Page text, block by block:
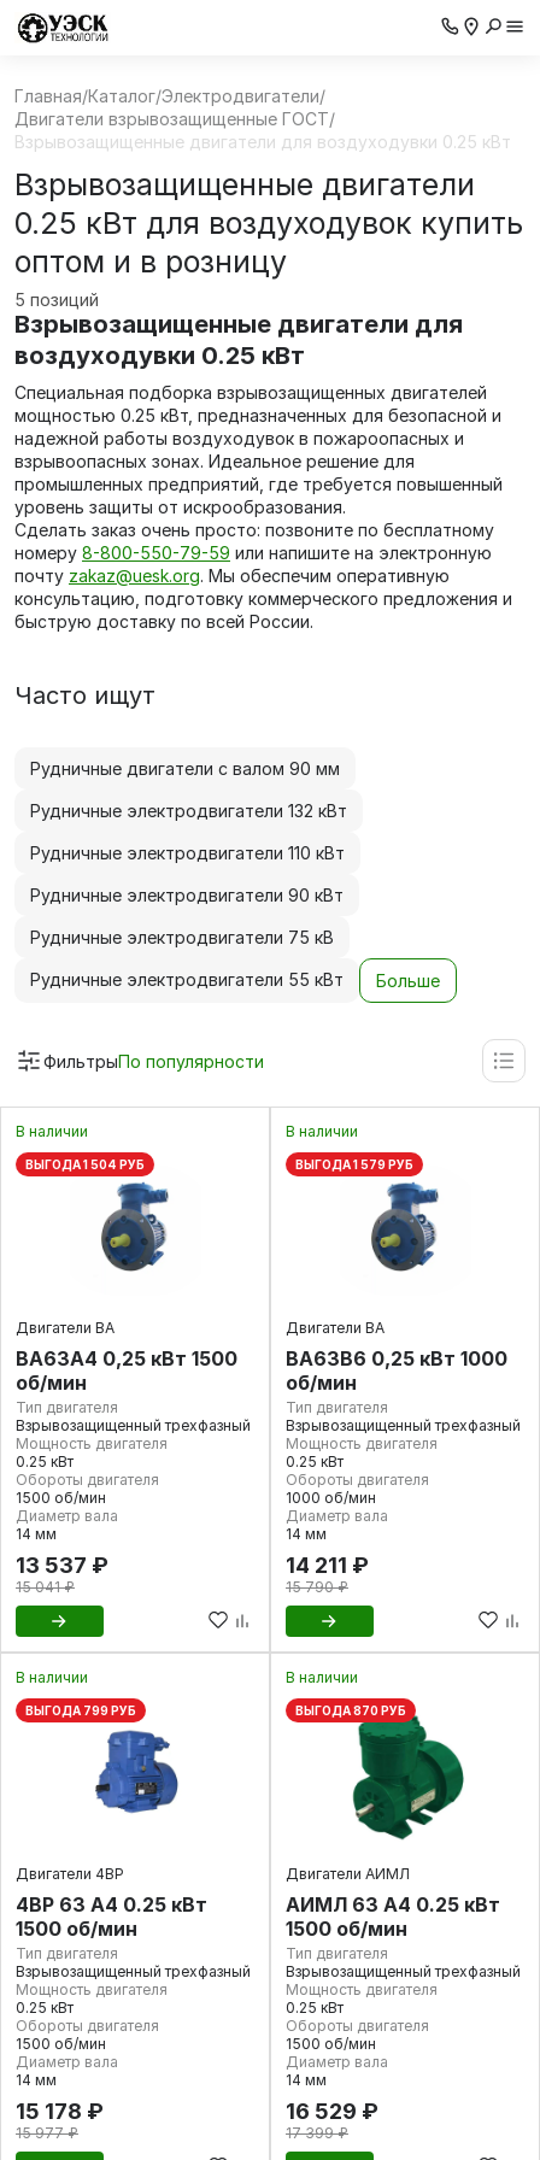
Главная/Каталог/Электродвигатели/
Двигатели взрывозащищенные ГОСТ/
Взрывозащищенные двигатели для воздуходувки 0.25 кВт
Взрывозащищенные двигатели
0.25 кВт для воздуходувок купить
оптом и в розницу
5 позиций
Взрывозащищенные двигатели для
воздуходувки 0.25 кВт
Специальная подборка взрывозащищенных двигателей
мощностью 0.25 кВт, предназначенных для безопасной и
надежной работы воздуходувок в пожароопасных и
взрывоопасных зонах. Идеальное решение для
промышленных предприятий, где требуется повышенный
уровень защиты от искрообразования.
Сделать заказ очень просто: позвоните по бесплатному
номеру 8-800-550-79-59 или напишите на электронную
почту zakaz@uesk.org. Мы обеспечим оперативную
консультацию, подготовку коммерческого предложения и
быструю доставку по всей России.
Часто ищут
Рудничные двигатели с валом 90 мм
Рудничные электродвигатели 132 кВт
Рудничные электродвигатели 110 кВт
Рудничные электродвигатели 90 кВт
Рудничные электродвигатели 75 кВ
Рудничные электродвигатели 55 кВт Больше
ФильтрыПо популярности
В наличии
ВЫГОДА 1 504 РУБ
Двигатели ВА
ВА63А4 0,25 кВт 1500
об/мин
Тип двигателя
Взрывозащищенный трехфазный
Мощность двигателя
0.25 кВт
Обороты двигателя
1500 об/мин
Диаметр вала
14 мм
13 537 ₽
15 041 ₽
В наличии
ВЫГОДА 1 579 РУБ
Двигатели ВА
ВА63В6 0,25 кВт 1000
об/мин
Тип двигателя
Взрывозащищенный трехфазный
Мощность двигателя
0.25 кВт
Обороты двигателя
1000 об/мин
Диаметр вала
14 мм
14 211 ₽
15 790 ₽
В наличии
ВЫГОДА 799 РУБ
Двигатели 4ВР
4ВР 63 А4 0.25 кВт
1500 об/мин
Тип двигателя
Взрывозащищенный трехфазный
Мощность двигателя
0.25 кВт
Обороты двигателя
1500 об/мин
Диаметр вала
14 мм
15 178 ₽
15 977 ₽
В наличии
ВЫГОДА 870 РУБ
Двигатели АИМЛ
АИМЛ 63 А4 0.25 кВт
1500 об/мин
Тип двигателя
Взрывозащищенный трехфазный
Мощность двигателя
0.25 кВт
Обороты двигателя
1500 об/мин
Диаметр вала
14 мм
16 529 ₽
17 399 ₽